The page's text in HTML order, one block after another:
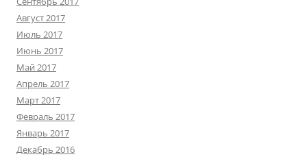
Август 2017
Июль 2017
Июнь 2017
Май 2017
Апрель 2017
Март 2017
Февраль 2017
Январь 2017
Декабрь 2016